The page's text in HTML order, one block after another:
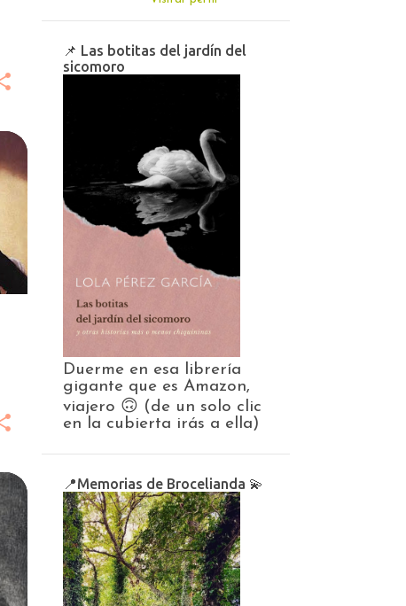
📌 Las botitas del jardín del
sicomoro
Duerme en esa librería
gigante que es Amazon,
viajero 🙃 (de un solo clic
en la cubierta irás a ella)
📍Memorias de Brocelianda 💫